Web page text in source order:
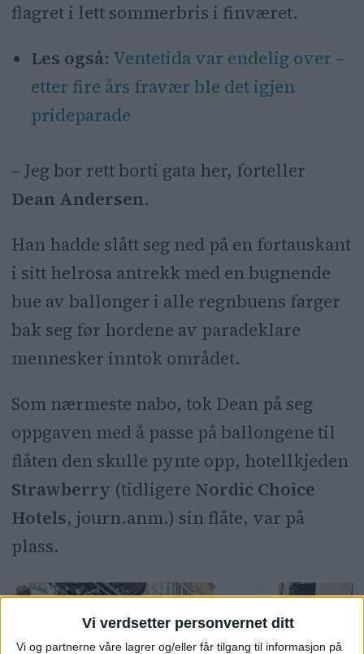
Vi verdsetter personvernet ditt
Vi og partnerne våre lagrer og/eller får tilgang til informasjon på
flagret i lett sommerbris i finværet.
Les også: Ventetida var endelig over –
etter fire års fravær ble det igjen
prideparade
– Jeg bor rett borti gata her, forteller
Dean Andersen.
Han hadde slått seg ned på en fortauskant
i sitt helrosa antrekk med en bugnende
bue av ballonger i alle regnbuens farger
bak seg før hordene av paradeklare
mennesker inntok området.
Som nærmeste nabo, tok Dean på seg
oppgaven med å passe på ballongene til
flåten den skulle pynte opp, hotellkjeden
Strawberry (tidligere Nordic Choice
Hotels, journ.anm.) sin flåte, var på
plass.